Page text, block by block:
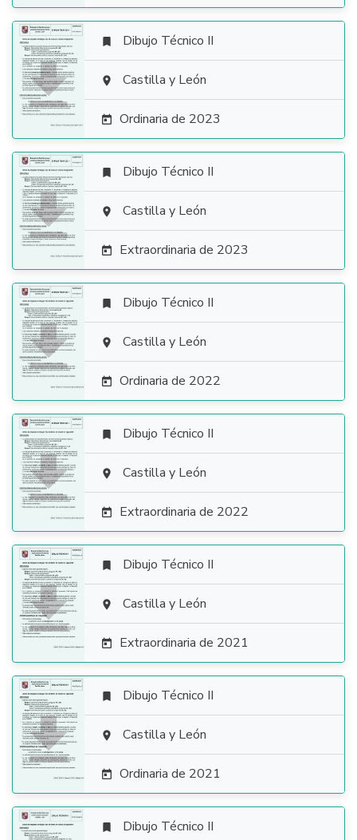

 Dibujo Técnico II
 Castilla y León
 Ordinaria de 2023

 Dibujo Técnico II
 Castilla y León
 Extraordinaria de 2023

 Dibujo Técnico II
 Castilla y León
 Ordinaria de 2022

 Dibujo Técnico II
 Castilla y León
 Extraordinaria de 2022

 Dibujo Técnico II
 Castilla y León
 Extraordinaria de 2021

 Dibujo Técnico II
 Castilla y León
 Ordinaria de 2021
 Dibujo Técnico II